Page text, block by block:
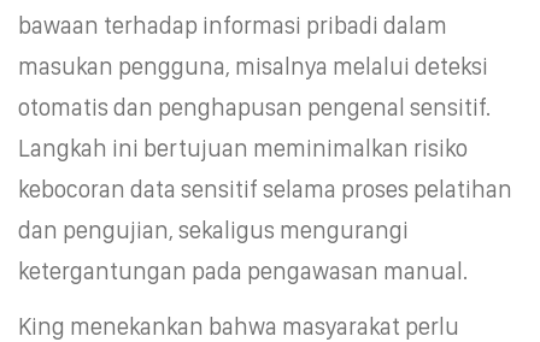
bawaan terhadap informasi pribadi dalam
masukan pengguna, misalnya melalui deteksi
otomatis dan penghapusan pengenal sensitif.
Langkah ini bertujuan meminimalkan risiko
kebocoran data sensitif selama proses pelatihan
dan pengujian, sekaligus mengurangi
ketergantungan pada pengawasan manual.
King menekankan bahwa masyarakat perlu